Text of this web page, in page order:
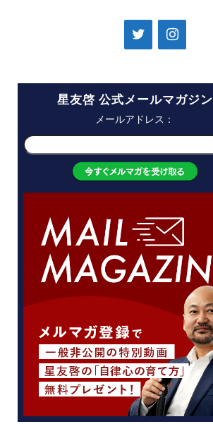
星友啓 公式メールマガジン
メールアドレス：